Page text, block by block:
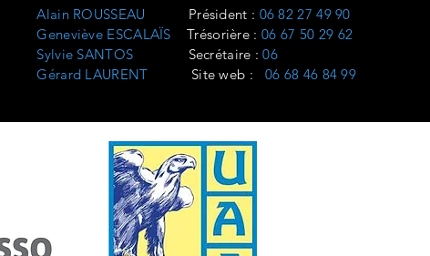
Alain ROUSSEAU Président : 06 82 27 49 90
Geneviève ESCALAÏS
Trésorière : 06 67 50 29 62
Sylvie SANTOS
Secrétaire :06
Gérard LAURENT
Site web : 06 68 46 84 99